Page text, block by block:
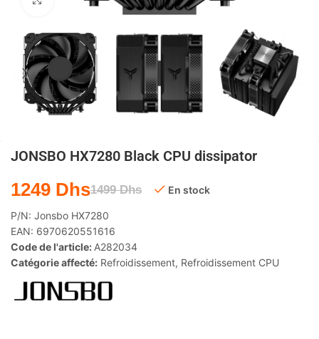
JONSBO HX7280 Black CPU dissipator
1499Dhs
1249 Dhs En stock
P/N: Jonsbo HX7280
EAN: 6970620551616
Code de l'article: A282034
Catégorie affecté: Refroidissement, Refroidissement CPU